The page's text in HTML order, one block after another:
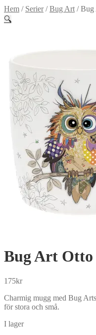
Hem / Serier/Bug Art /Bug
🔍
Bug Art
175kr
Charmig mugg med Bug
för stora och små.
I lager